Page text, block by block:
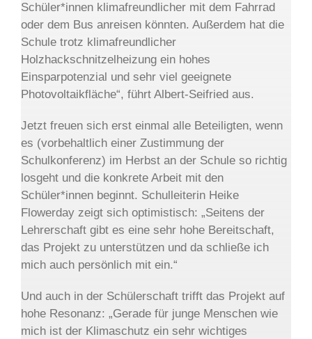
Schüler*innen klimafreundlicher mit dem Fahrrad
oder dem Bus anreisen könnten. Außerdem hat die
Schule trotz klimafreundlicher
Holzhackschnitzelheizung ein hohes
Einsparpotenzial und sehr viel geeignete
Photovoltaikfläche“, führt Albert-Seifried aus.
Jetzt freuen sich erst einmal alle Beteiligten, wenn
es (vorbehaltlich einer Zustimmung der
Schulkonferenz) im Herbst an der Schule so richtig
losgeht und die konkrete Arbeit mit den
Schüler*innen beginnt. Schulleiterin Heike
Flowerday zeigt sich optimistisch: „Seitens der
Lehrerschaft gibt es eine sehr hohe Bereitschaft,
das Projekt zu unterstützen und da schließe ich
mich auch persönlich mit ein.“
Und auch in der Schülerschaft trifft das Projekt auf
hohe Resonanz: „Gerade für junge Menschen wie
mich ist der Klimaschutz ein sehr wichtiges